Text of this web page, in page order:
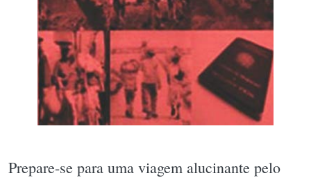
Prepare-se para uma viagem alucinante pelo